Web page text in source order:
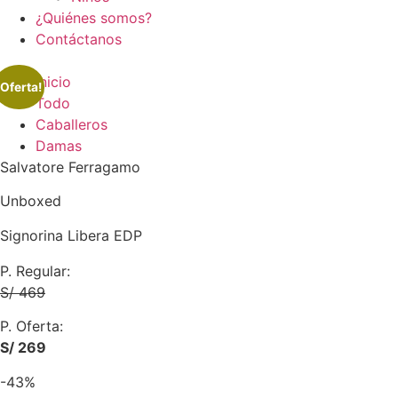
¿Quiénes somos?
Contáctanos
Inicio
Todo
Caballeros
Damas
Salvatore Ferragamo
Unboxed
Signorina Libera EDP
P. Regular:
S/ 469
P. Oferta:
S/ 269
-43%